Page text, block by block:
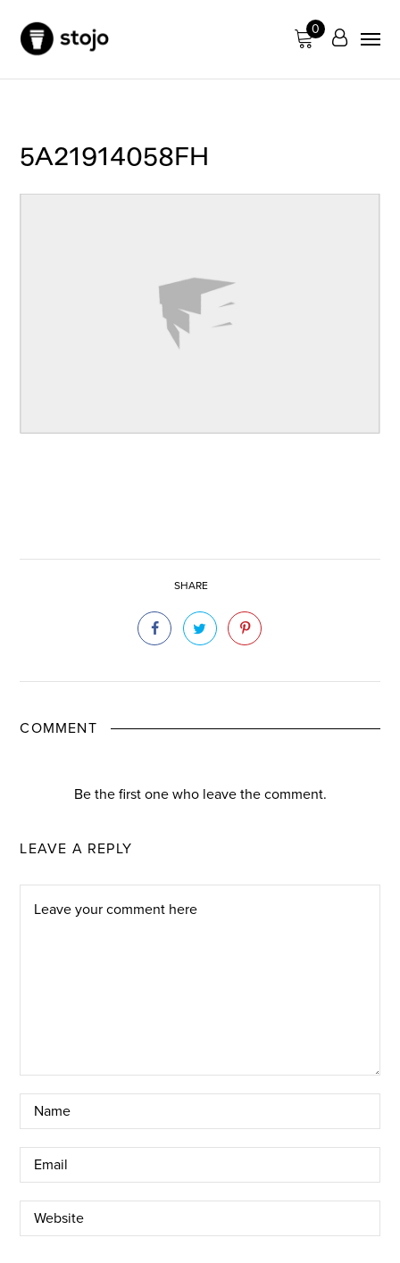
0
5A21914058FH
SHARE
COMMENT
Be the first one who leave the comment.
LEAVE A REPLY